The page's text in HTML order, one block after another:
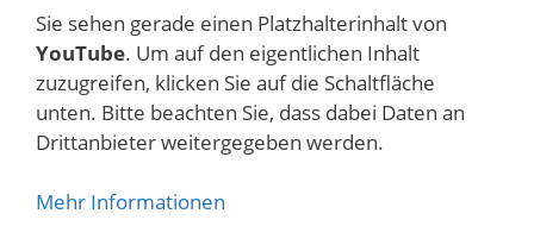
Sie sehen gerade einen Platzhalterinhalt von
YouTube. Um auf den eigentlichen Inhalt
zuzugreifen, klicken Sie auf die Schaltfläche
unten. Bitte beachten Sie, dass dabei Daten an
Drittanbieter weitergegeben werden.
Mehr Informationen